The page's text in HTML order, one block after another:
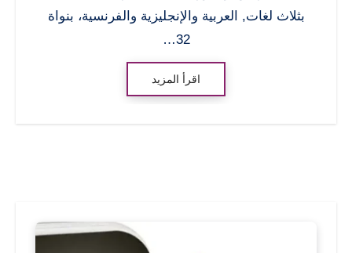
بثلاث لغات, العربية والإنجليزية والفرنسية، بنواة
32…
اقرأ المزيد